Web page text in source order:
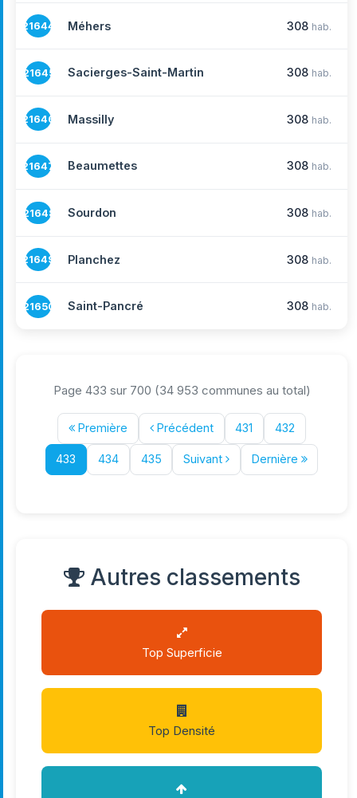
21644 Méhers 308 hab.
21645 Sacierges-Saint-Martin 308 hab.
21646 Massilly 308 hab.
21647 Beaumettes 308 hab.
21648 Sourdon 308 hab.
21649 Planchez 308 hab.
21650 Saint-Pancré 308 hab.
Page 433 sur 700 (34 953 communes au total)
Première Précédent 431 432
433 434 435 Suivant Dernière
Autres classements
Top Superficie
Top Densité